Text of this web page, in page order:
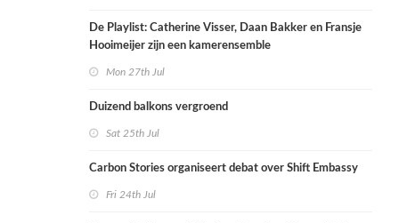
De Playlist: Catherine Visser, Daan Bakker en Fransje
Hooimeijer zijn een kamerensemble
Mon 27th Jul
Duizend balkons vergroend
Sat 25th Jul
Carbon Stories organiseert debat over Shift Embassy
Fri 24th Jul